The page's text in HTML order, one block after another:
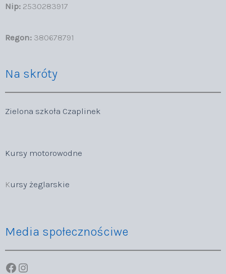
Nip: 2530283917
Regon: 380678791
Na skróty
Zielona szkoła Czaplinek
Kursy motorowodne
Kursy żeglarskie
Media społecznościwe
Facebook
Instagram